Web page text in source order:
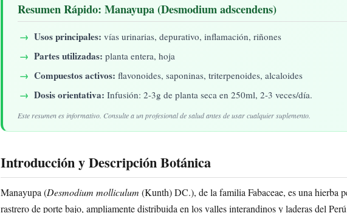
Resumen Rápido: Manayupa (Desmodium adscendens)
Usos principales: vías urinarias, depurativo, inflamación, riñones
Partes utilizadas: planta entera, hoja
Compuestos activos: flavonoides, saponinas, triterpenoides, alcaloides
Dosis orientativa: Infusión: 2-3g de planta seca en 250ml, 2-3 veces/día.
Este resumen es informativo. Consulte a un profesional de salud antes de usar cualquier suplemento.
Introducción y Descripción Botánica
Manayupa (Desmodium molliculum (Kunth) DC.), de la familia Fabaceae, es una hierba
rastrero de porte bajo, ampliamente distribuida en los valles interandinos y laderas del